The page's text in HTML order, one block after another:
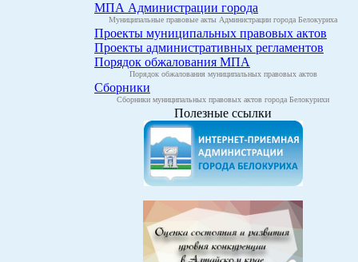
МПА Администрации города
Муниципальные правовые акты Администрации города Белокуриха
Проекты муниципальных правовых актов
Проекты административных регламентов
Порядок обжалования МПА
Порядок обжалования муниципальных правовых актов
Сборники
Сборники муниципальных правовых актов города Белокурихи
Полезные ссылки